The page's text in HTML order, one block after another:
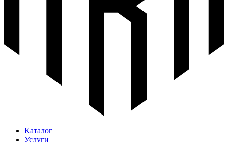
Каталог
Услуги